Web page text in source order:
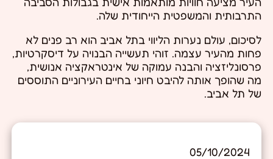
התרבותית והמשפטית הייחודית שלה.
לסיכום, עולם נערות הליווי בתל אביב הוא רב פנים לא
פחות מהעיר עצמה. זוהי תעשייה הבנויה על דיסקרטיות,
פרסונליזציה והבנה עמוקה של אינטראקציה אנושית,
מה שהופך אותה להיבט חיוני בחיים העירוניים התוססים
של תל אביב.
05/10/2024